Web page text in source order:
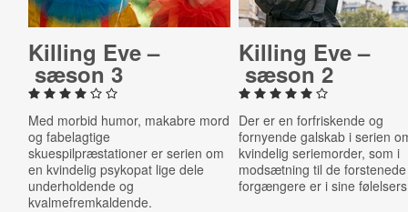
Killing Eve –
sæson 3
Med morbid humor, makabre mord
og fabelagtige
skuespilpræstationer er serien om
en kvindelig psykopat lige dele
underholdende og
kvalmefremkaldende.
Killing Eve –
sæson 2
Der er en forfriskende og
fornyende galskab i serien
kvindelig seriemorder, som i
modsætning til de forstenede
forgængere er i sine